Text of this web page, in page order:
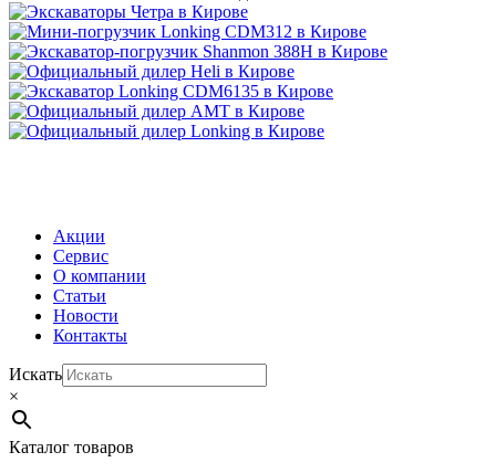
Акции
Сервис
О компании
Статьи
Новости
Контакты
Искать
×
Каталог товаров